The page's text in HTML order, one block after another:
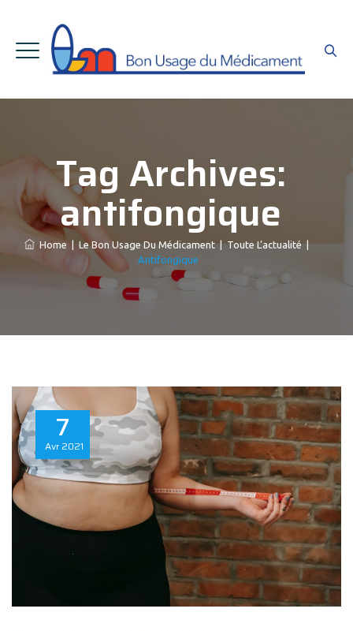
Tag Archives:
antifongique
Home Le Bon Usage Du Médicament|Toute L’actualité|
Antifongique
7
Avr 2021